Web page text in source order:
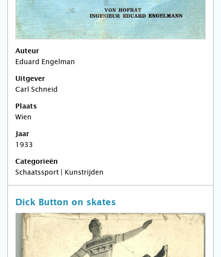
Auteur
Eduard Engelman
Uitgever
Carl Schneid
Plaats
Wien
Jaar
1933
Categorieën
Schaatssport | Kunstrijden
Dick Button on skates